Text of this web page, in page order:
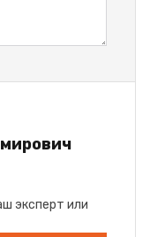
эксперт или